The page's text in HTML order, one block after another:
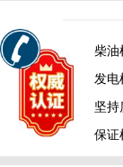
柴油
发电
坚持
保证